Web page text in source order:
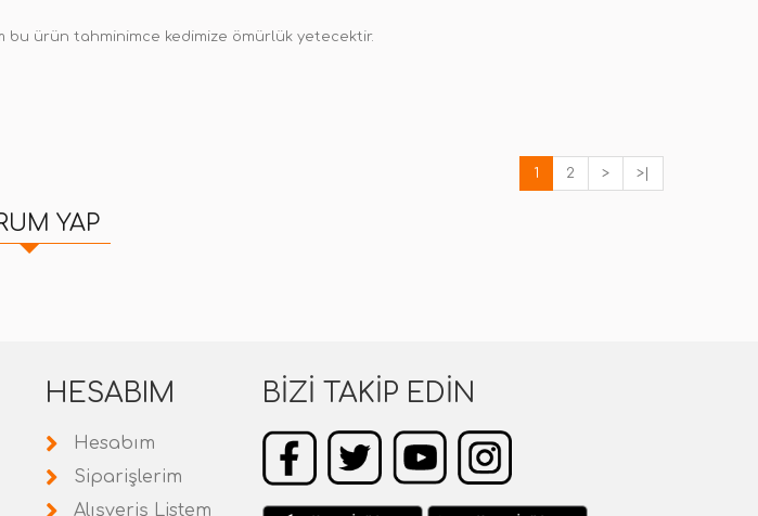
bu ürün tahminimce kedimize ömürlük yetecektir.
1 2 > >|
YAP
HESABIM
Hesabım
Siparişlerim
Alışveriş Listem
BIZI TAKIP EDIN